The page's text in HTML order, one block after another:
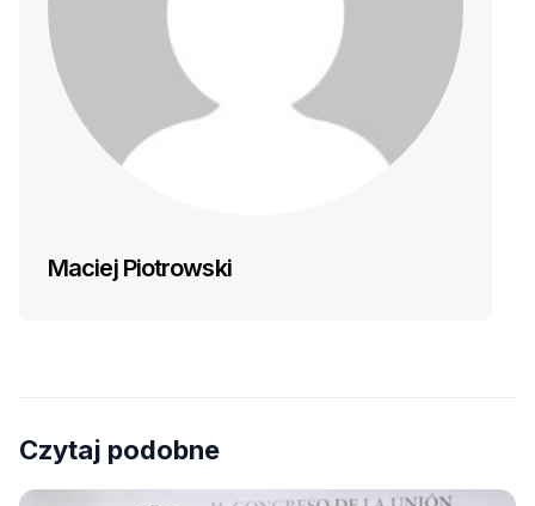
Maciej Piotrowski
Czytaj podobne